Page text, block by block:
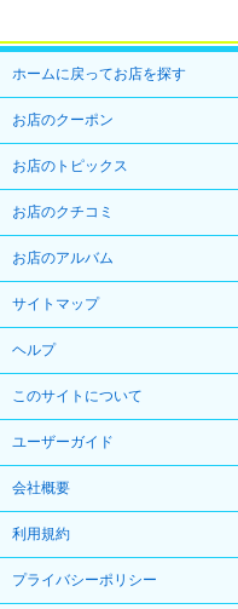
ホームに戻ってお店を探す
お店のクーポン
お店のトピックス
お店のクチコミ
お店のアルバム
サイトマップ
ヘルプ
このサイトについて
ユーザーガイド
会社概要
利用規約
プライバシーポリシー